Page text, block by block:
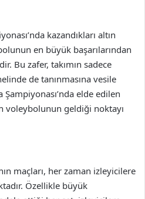
kazandıkları altın
en büyük başarılarından
Bu zafer, takımın sadece
de tanınmasına vesile
elde edilen
voleybolunun geldiği noktayı
maçları, her zaman izleyicilere
Özellikle büyük